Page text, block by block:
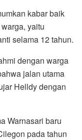
kabar baik
yaitu
selama 12 tahun.
dengan warga
jalan utama
Helldy dengan
Warnasari baru
pada tahun